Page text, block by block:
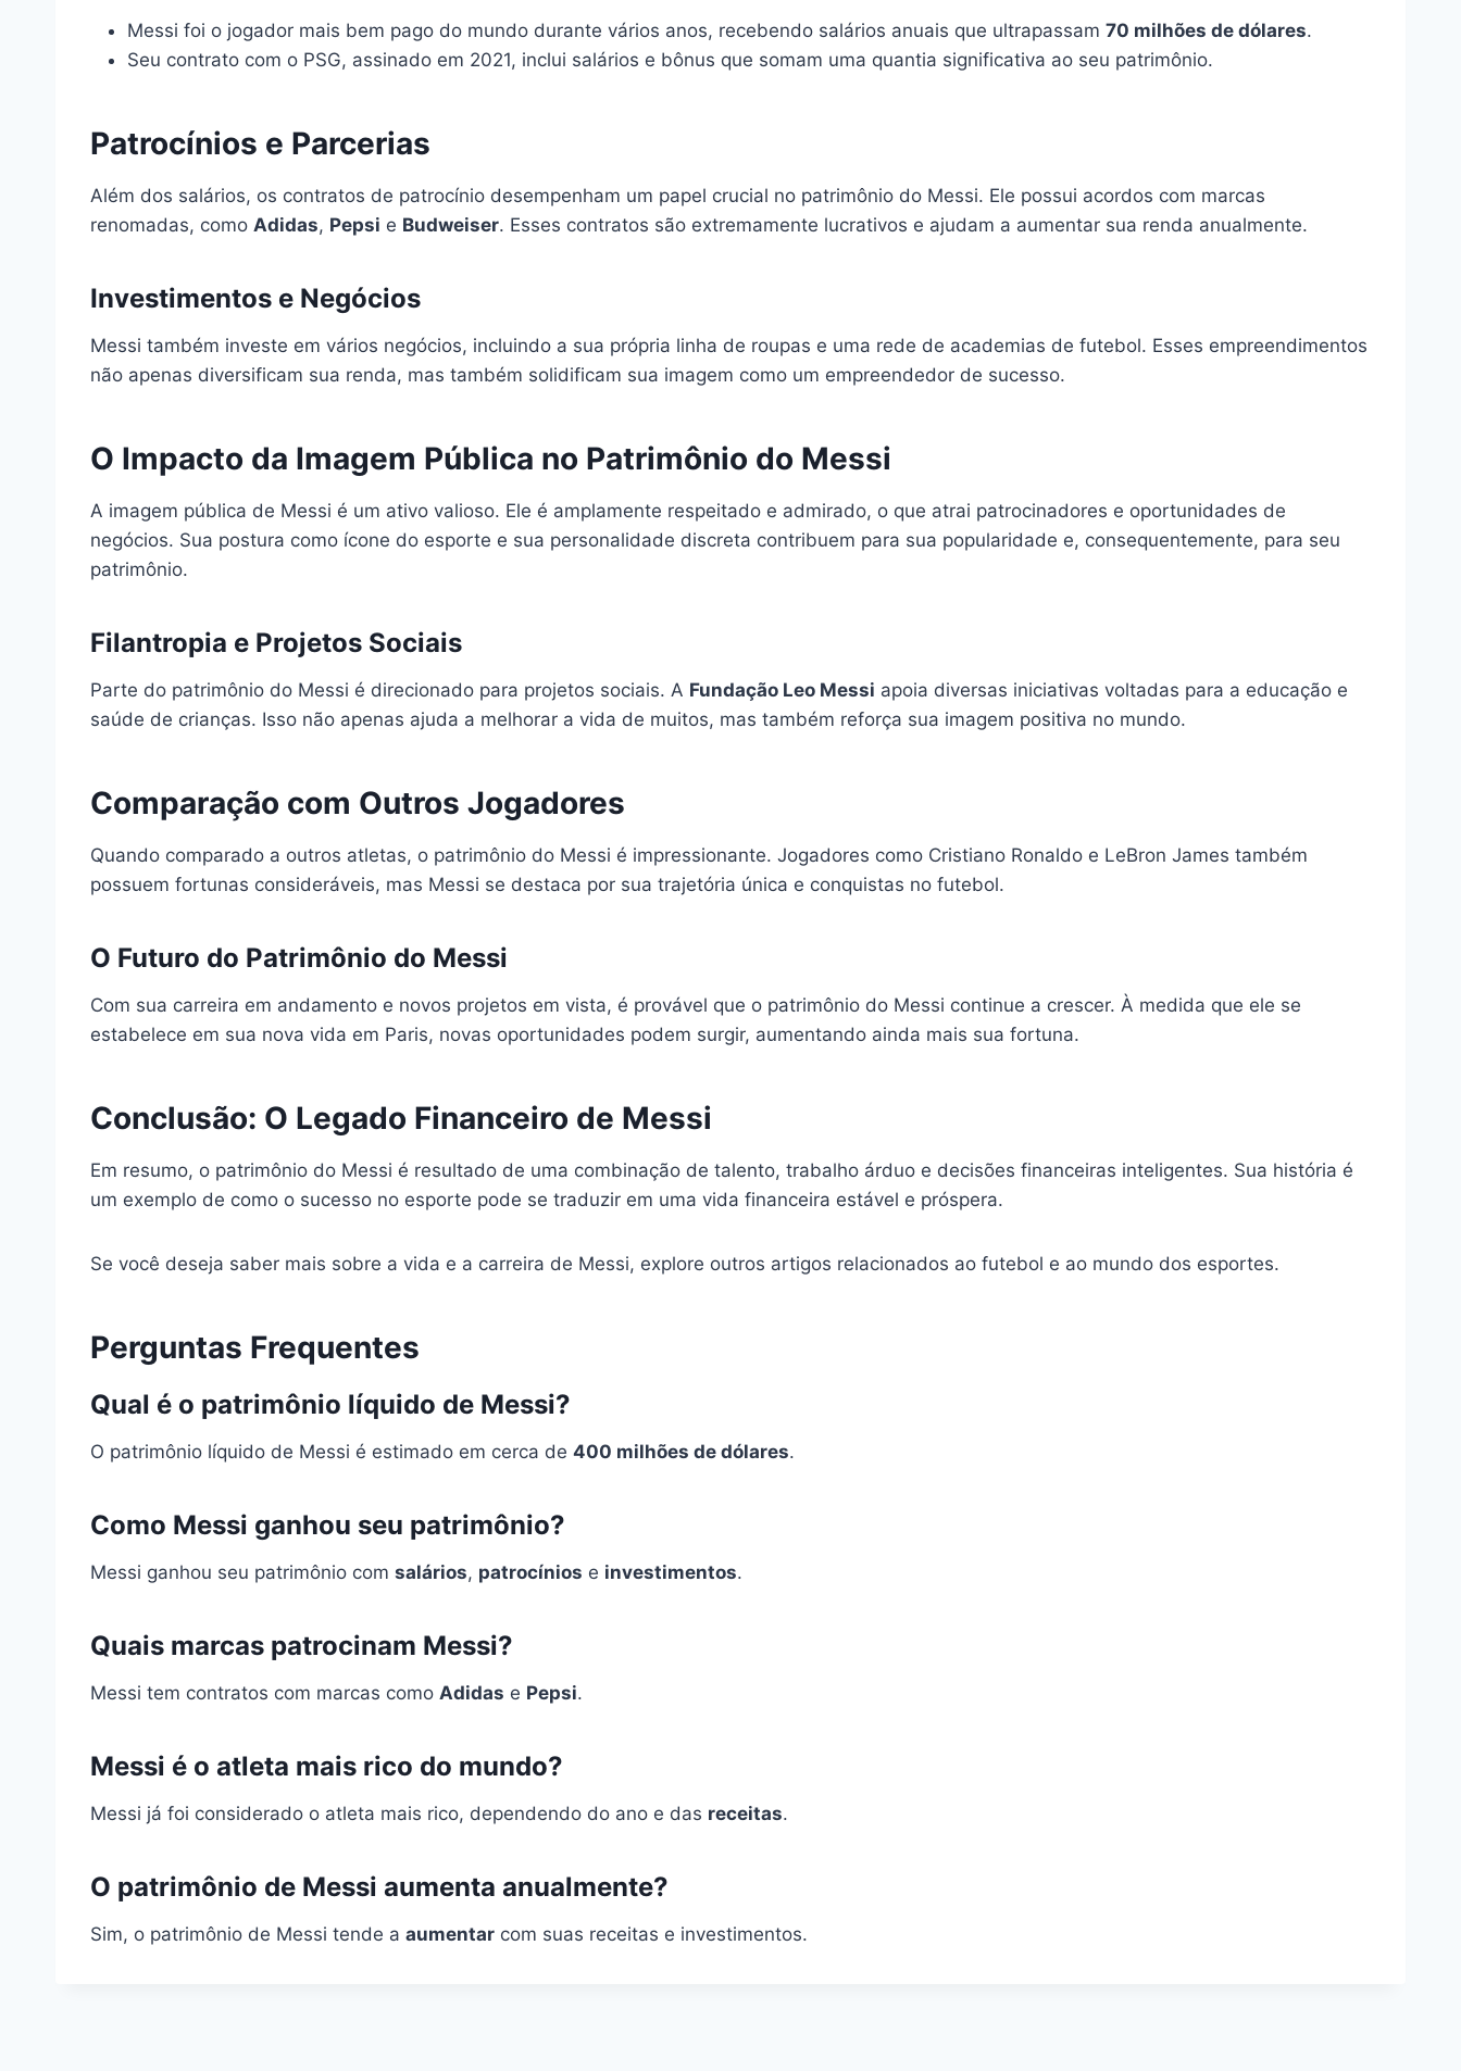
Messi foi o jogador mais bem pago do mundo durante vários anos, recebendo salários anuais que ultrapassam 70 milhões de dólares.
Seu contrato com o PSG, assinado em 2021, inclui salários e bônus que somam uma quantia significativa ao seu patrimônio.
Patrocínios e Parcerias
Além dos salários, os contratos de patrocínio desempenham um papel crucial no patrimônio do Messi. Ele possui acordos com marcas
renomadas, como Adidas, Pepsi e Budweiser. Esses contratos são extremamente lucrativos e ajudam a aumentar sua renda anualmente.
Investimentos e Negócios
Messi também investe em vários negócios, incluindo a sua própria linha de roupas e uma rede de academias de futebol. Esses empreendimentos
não apenas diversificam sua renda, mas também solidificam sua imagem como um empreendedor de sucesso.
O Impacto da Imagem Pública no Patrimônio do Messi
A imagem pública de Messi é um ativo valioso. Ele é amplamente respeitado e admirado, o que atrai patrocinadores e oportunidades de
negócios. Sua postura como ícone do esporte e sua personalidade discreta contribuem para sua popularidade e, consequentemente, para seu
patrimônio.
Filantropia e Projetos Sociais
Parte do patrimônio do Messi é direcionado para projetos sociais. A Fundação Leo Messi apoia diversas iniciativas voltadas para a educação e
saúde de crianças. Isso não apenas ajuda a melhorar a vida de muitos, mas também reforça sua imagem positiva no mundo.
Comparação com Outros Jogadores
Quando comparado a outros atletas, o patrimônio do Messi é impressionante. Jogadores como Cristiano Ronaldo e LeBron James também
possuem fortunas consideráveis, mas Messi se destaca por sua trajetória única e conquistas no futebol.
O Futuro do Patrimônio do Messi
Com sua carreira em andamento e novos projetos em vista, é provável que o patrimônio do Messi continue a crescer. À medida que ele se
estabelece em sua nova vida em Paris, novas oportunidades podem surgir, aumentando ainda mais sua fortuna.
Conclusão: O Legado Financeiro de Messi
Em resumo, o patrimônio do Messi é resultado de uma combinação de talento, trabalho árduo e decisões financeiras inteligentes. Sua história é
um exemplo de como o sucesso no esporte pode se traduzir em uma vida financeira estável e próspera.
Se você deseja saber mais sobre a vida e a carreira de Messi, explore outros artigos relacionados ao futebol e ao mundo dos esportes.
Perguntas Frequentes
Qual é o patrimônio líquido de Messi?
O patrimônio líquido de Messi é estimado em cerca de 400 milhões de dólares.
Como Messi ganhou seu patrimônio?
Messi ganhou seu patrimônio com salários, patrocínios e investimentos.
Quais marcas patrocinam Messi?
Messi tem contratos com marcas como Adidas e Pepsi.
Messi é o atleta mais rico do mundo?
Messi já foi considerado o atleta mais rico, dependendo do ano e das receitas.
O patrimônio de Messi aumenta anualmente?
Sim, o patrimônio de Messi tende a aumentar com suas receitas e investimentos.